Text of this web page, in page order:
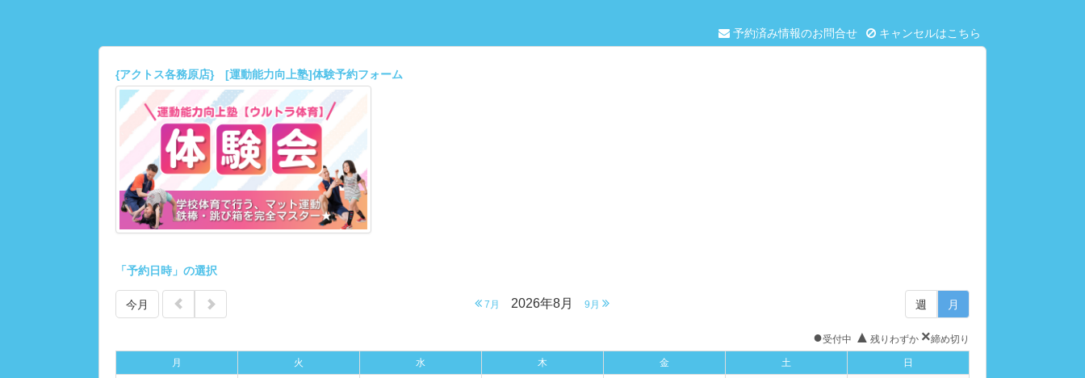
予約済み情報のお問合せ キャンセルはこちら
{アクトス各務原店} [運動能力向上塾]体験予約フォーム
「予約日時」の選択
今月 7月 2026年8月 9月 週 月
●受付中 ▲ 残りわずか ×締め切り
月 火 水 木 金 土
日